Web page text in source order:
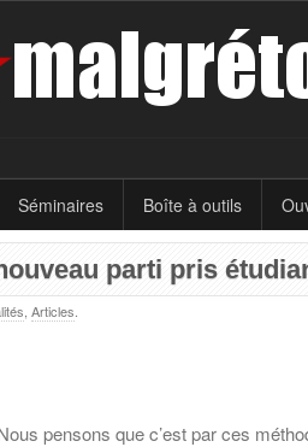
Séminaires Boîte à outils
parti pris
Articles
pensons que c’est par ces